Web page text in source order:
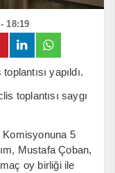
18:19
yapıldı.
toplantısı saygı
5
Mustafa Çoban,
oy birliği ile